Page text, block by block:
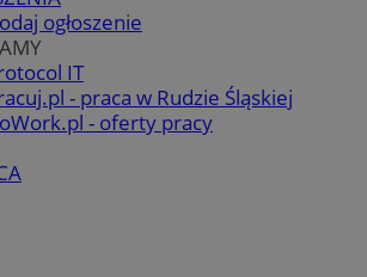
ogłoszenie
IT
- praca w Rudzie Śląskiej
- oferty pracy